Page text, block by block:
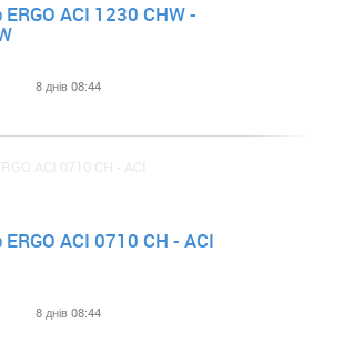
ACI 1230 CHW -
8 днів 08:44
ACI 0710 CH - ACI
8 днів 08:44